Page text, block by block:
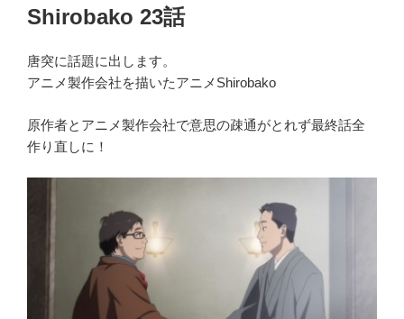
稿
日:
Shirobako 23話
唐突に話題に出します。
アニメ製作会社を描いたアニメShirobako
原作者とアニメ製作会社で意思の疎通がとれず最終話全
作り直しに！